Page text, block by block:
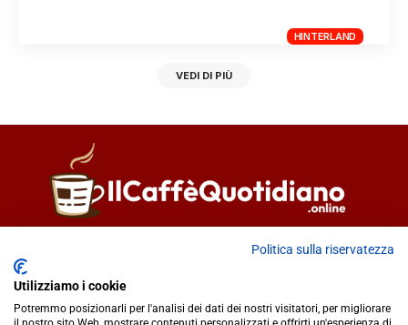
HINTERLAND
VEDI DI PIÙ
Fiorella Falci
redazione@ilcaffequotidiano.online
C.F. 92076900858
Politica sulla riservatezza
Utilizziamo i cookie
Potremmo posizionarli per l'analisi dei dati dei nostri visitatori, per migliorare